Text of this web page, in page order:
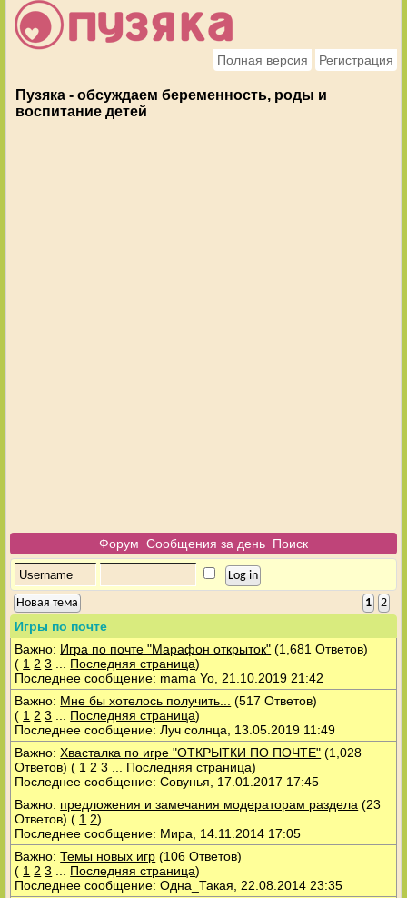
Полная версия Регистрация
Пузяка - обсуждаем беременность, роды и
воспитание детей
Форум Сообщения за день Поиск
1 2
Новая тема
Игры по почте
Важно: Игра по почте "Марафон открыток" (1,681 Ответов)
( 1 2 3 Последняя страница)
Последнее сообщение: mama Yo, 21.10.2019 21:42
Важно: Мне бы хотелось получить...
(517 Ответов)
( 1 2 3 Последняя страница)
Последнее сообщение: Луч солнца, 13.05.2019 11:49
Важно:Хвасталка по игре "ОТКРЫТКИ ПО ПОЧТЕ" (1,028
Ответов) ( 1 2 3 Последняя страница)
Последнее сообщение: Совунья, 17.01.2017 17:45
Важно: предложения и замечания модераторам раздела (23
Ответов) ( 1 2)
Последнее сообщение: Мира, 14.11.2014 17:05
Важно:Темы новых игр (106 Ответов)
( 1 2 3 Последняя страница)
Последнее сообщение: Одна_Такая, 22.08.2014 23:35